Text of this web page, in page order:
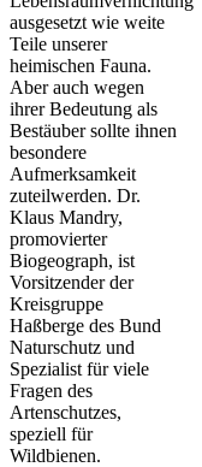
ausgesetzt wie weite
Teile unserer
heimischen Fauna.
Aber auch wegen
ihrer Bedeutung als
Bestäuber sollte ihnen
besondere
Aufmerksamkeit
zuteilwerden. Dr.
Klaus Mandry,
promovierter
Biogeograph, ist
Vorsitzender der
Kreisgruppe
Haßberge des Bund
Naturschutz und
Spezialist für viele
Fragen des
Artenschutzes,
speziell für
Wildbienen.